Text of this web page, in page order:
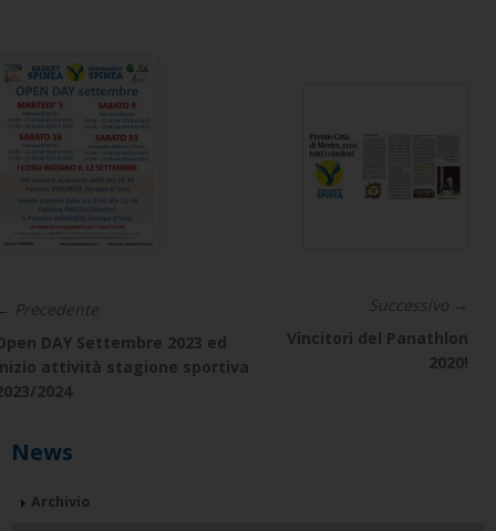
Precedente
DAY Settembre 2023 ed
attività stagione sportiva
2024
Successivo →
Vincitori del Panathlon
2020!
News
Archivio